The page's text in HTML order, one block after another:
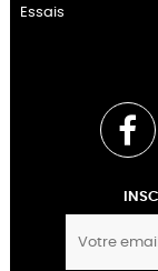
Essais